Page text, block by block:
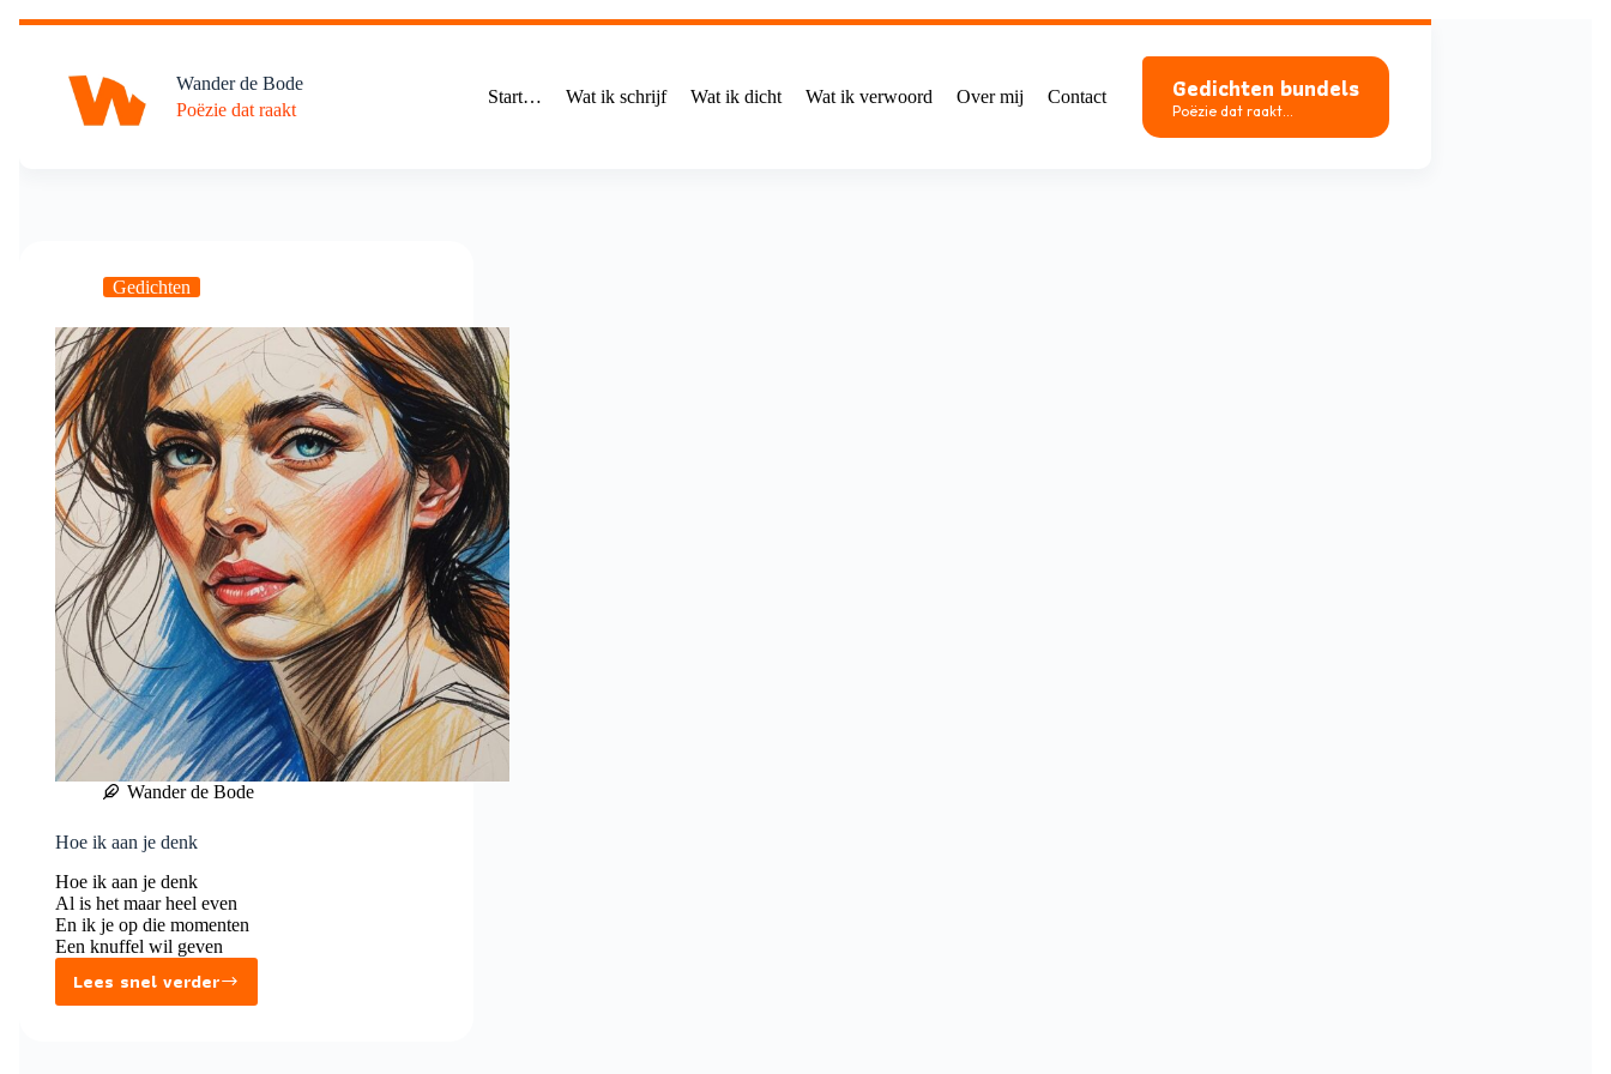
Ga
Wander de Bode
Poëzie dat raakt
Start… Wat ik schrijf Wat ik dicht Wat ik verwoord Over mij Contact Gedichten bundels
Poëzie dat raakt...
Gedichten
Wander de Bode
Hoe ik aan je denk
Hoe ik aan je denk
Al is het maar heel even
En ik je op die momenten
Een knuffel wil geven
Lees snel verder
Hoe